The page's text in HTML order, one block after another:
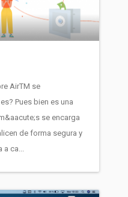
AirTM se
Pues bien es una
se encarga
de forma segura y
ca...